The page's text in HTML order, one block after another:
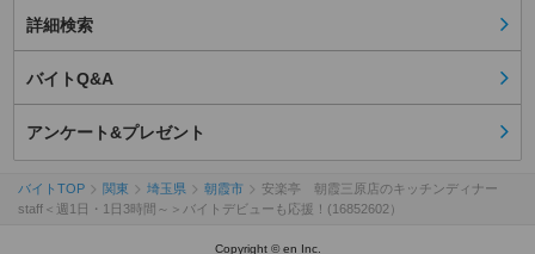
詳細検索
バイトQ&A
アンケート&プレゼント
バイトTOP 関東 埼玉県 朝霞市
安楽亭 朝霞三原店のキッチンディナー
staff＜週1日・1日3時間～＞バイトデビューも応援！(16852602）
Copyright © en Inc.